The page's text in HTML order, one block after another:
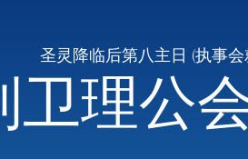
圣灵降临后第八主日 (执事会
理公